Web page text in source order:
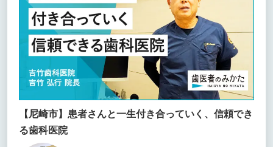
【尼崎市】患者さんと一生付き合っていく、信頼でき
る歯科医院